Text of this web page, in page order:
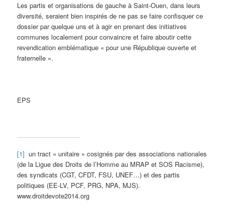
Les partis et organisations de gauche à Saint-Ouen, dans leurs
diversité, seraient bien inspirés de ne pas se faire confisquer ce
dossier par quelque uns et à agir en prenant des initiatives
communes localement pour convaincre et faire aboutir cette
revendication emblématique « pour une République ouverte et
fraternelle ».
EPS
[1] un tract « unitaire » cosignés par des associations nationales
(de la Ligue des Droits de l’Homme au MRAP et SOS Racisme),
des syndicats (CGT, CFDT, FSU, UNEF…) et des partis
politiques (EE-LV, PCF, PRG, NPA, MJS).
www.droitdevote2014.org